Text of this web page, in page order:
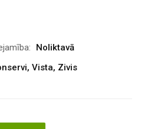
Noliktavā
, Vista, Zivis